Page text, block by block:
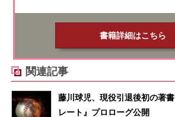
書籍詳細はこちら
関連記事
藤川球児、現役引退後初の著
レート』プロローグ公開